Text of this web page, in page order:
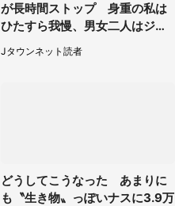
が長時間ストップ 身重の私は
ひたすら我慢、男女二人はジュ
ースを買ってきて（50代女性）
Jタウンネット読者
どうしてこうなった あまりに
も〝生き物〟っぽいナスに3.9万